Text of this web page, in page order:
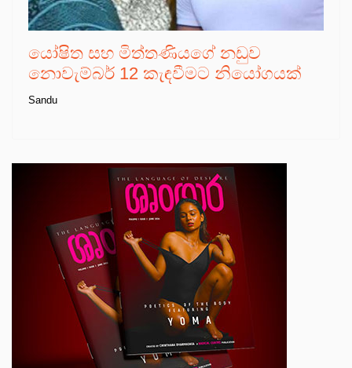
යෝෂිත සහ මිත්තණියගේ නඩුව
නොවැම්බර් 12 කැඳවීමට නියෝගයක්
Sandu